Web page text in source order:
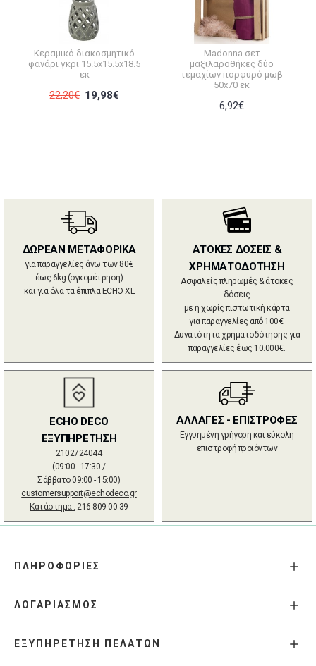
Κεραμικό διακοσμητικό
φανάρι γκρι 15.5x15.5x18.5
εκ
22,20€ 19,98€
Madonna σετ
μαξιλαροθήκες δύο
τεμαχίων πορφυρό μωβ
50x70 εκ
6,92€
ΔΩΡΕΑΝ ΜΕΤΑΦΟΡΙΚΑ
για παραγγελίες άνω των 80€
έως 6kg (ογκομέτρηση)
και για όλα τα έπιπλα ECHO XL
ΑΤΟΚΕΣ ΔΟΣΕΙΣ &
ΧΡΗΜΑΤΟΔΟΤΗΣΗ
Ασφαλείς πληρωμές & άτοκες
δόσεις
με ή χωρίς πιστωτική κάρτα
για παραγγελίες από 100€.
Δυνατότητα χρηματοδότησης για
παραγγελίες έως 10.000€.
ECHO DECO
ΕΞΥΠΗΡΕΤΗΣΗ
2102724044
(09:00 - 17:30 /
Σάββατο 09:00 - 15:00)
customersupport@echodeco.gr
Κατάστημα : 216 809 00 39
ΑΛΛΑΓΕΣ - ΕΠΙΣΤΡΟΦΕΣ
Εγγυημένη γρήγορη και εύκολη
επιστροφή προϊόντων
ΠΛΗΡΟΦΟΡΙΕΣ
ΛΟΓΑΡΙΑΣΜΟΣ
ΕΞΥΠΗΡΕΤΗΣΗ ΠΕΛΑΤΩΝ